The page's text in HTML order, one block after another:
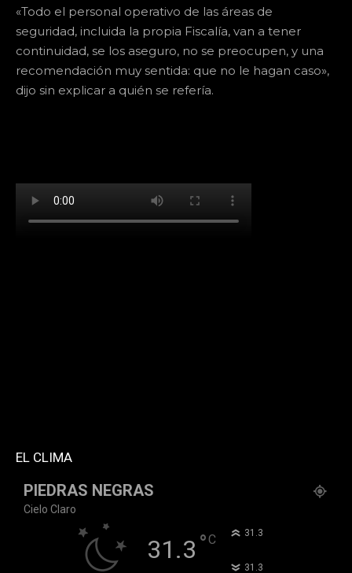
«Todo el personal operativo de las áreas de
seguridad, incluida la propia Fiscalía, van a tener
continuidad, se los aseguro, no se preocupen, y una
recomendación muy sentida: que no le hagan caso»,
dijo sin explicar a quién se refería.
EL CLIMA
PIEDRAS NEGRAS
Cielo Claro
31.3 °C 31.3
31.3